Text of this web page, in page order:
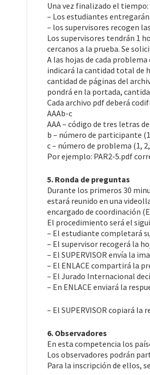
Una vez finalizado el tiempo:
– Los estudiantes
– los supervisores recogen
Los supervisores tendrán 1
cercanos a la prueba. Se
A las hojas de cada
indicará la cantidad total de
cantidad de páginas del
pondrá en la portada,
Cada archivo pdf deberá
AAAb-c
AAA – código de tres letras
b – número de participante
c – número de problema (1, 2,
Por ejemplo: PAR2-5.pdf
5. Ronda de preguntas
Durante los primeros 30
estará reunido en una
encargado de coordinación
El procedimiento será el
– El estudiante completará
– El supervisor recogerá la
– El SUPERVISOR envía la
– El ENLACE compartirá la
– El Jurado Internacional
– En ENLACE enviará la
– El SUPERVISOR copiará
6. Observadores
En esta competencia los
Los observadores podrán
Para la inscripción de ellos,